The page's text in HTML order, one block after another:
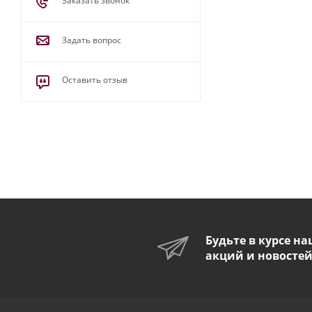
Задать вопрос
Оставить отзыв
Будьте в курсе
акций и новостей